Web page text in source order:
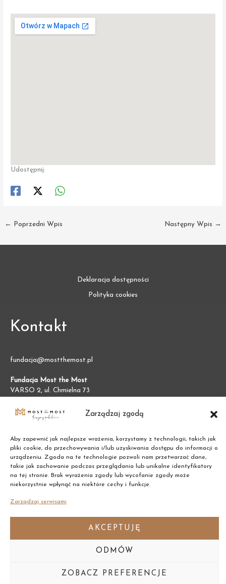
Zarządzaj zgodą
Aby zapewnić jak najlepsze wrażenia, korzystamy z technologii, takich jak
pliki cookie, do przechowywania i/lub uzyskiwania dostępu do informacji o
urządzeniu. Zgoda na te technologie pozwoli nam przetwarzać dane,
takie jak zachowanie podczas przeglądania lub unikalne identyfikatory
na tej stronie. Brak wyrażenia zgody lub wycofanie zgody może
niekorzystnie wpłynąć na niektóre cechy i funkcje.
Zarządzaj serwisami
AKCEPTUJĘ
ODMÓW
ZOBACZ PREFERENCJE
Udostępnij:
← Poprzedni Wpis Następny Wpis →
Deklaracja dostępności
Polityka cookies
Kontakt
fundacja@mostthemost.pl
Fundacja Most the Most
VARSO 2, ul. Chmielna 73
NIP:7011002609
REGON:387474695